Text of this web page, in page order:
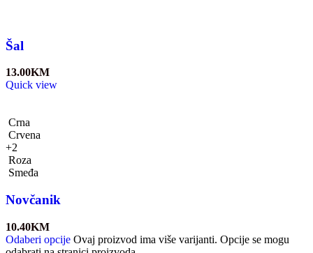
Šal
13.00KM
Quick view
Crna
Crvena
+2
Roza
Smeđa
Novčanik
10.40KM
Odaberi opcije Ovaj proizvod ima više varijanti. Opcije se mogu